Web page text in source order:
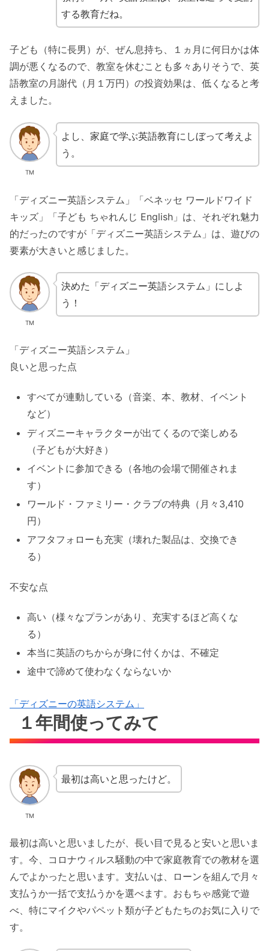
する教育だね。
子ども（特に長男）が、ぜん息持ち、１ヵ月に何日かは体
調が悪くなるので、教室を休むことも多々ありそうで、英
語教室の月謝代（月１万円）の投資効果は、低くなると考
えました。
TM
よし、家庭で学ぶ英語教育にしぼって考えよ
う。
「ディズニー英語システム」「ベネッセ ワールドワイド
キッズ」「子ども ちゃれんじ English」は、それぞれ魅力
的だったのですが「ディズニー英語システム」は、遊びの
要素が大きいと感じました。
TM
決めた「ディズニー英語システム」にしよ
う！
「ディズニー英語システム」
良いと思った点
すべてが連動している（音楽、本、教材、イベント
など）
ディズニーキャラクターが出てくるので楽しめる
（子どもが大好き）
イベントに参加できる（各地の会場で開催されま
す）
ワールド・ファミリー・クラブの特典（月々3,410
円）
アフタフォローも充実（壊れた製品は、交換でき
る）
不安な点
高い（様々なプランがあり、充実するほど高くな
る）
本当に英語のちからが身に付くかは、不確定
途中で諦めて使わなくならないか
「ディズニーの英語システム」
１年間使ってみて
TM
最初は高いと思ったけど。
最初は高いと思いましたが、長い目で見ると安いと思いま
す。今、コロナウィルス騒動の中で家庭教育での教材を選
んでよかったと思います。支払いは、ローンを組んで月々
支払うか一括で支払うかを選べます。おもちゃ感覚で遊
べ、特にマイクやパペット類が子どもたちのお気に入りで
す。